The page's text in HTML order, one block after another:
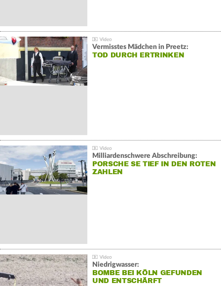
Vermisstes Mädchen in Preetz:
TOD DURCH ERTRINKEN
Milliardenschwere Abschreibung:
PORSCHE SE TIEF IN DEN ROTEN
ZAHLEN
Niedrigwasser:
BOMBE BEI KÖLN GEFUNDEN
UND ENTSCHÄRFT